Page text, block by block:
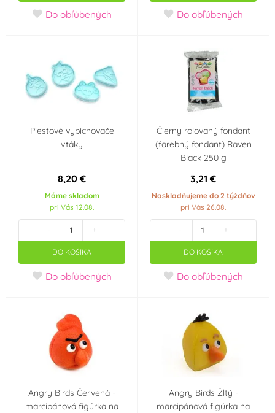
Do obľúbených Do obľúbených
Piestové vypichovače
vtáky
8,20 €
Máme skladom
pri Vás 12.08.
- +
DO KOŠÍKA
Do obľúbených
Čierny rolovaný fondant
(farebný fondant) Raven
Black 250 g
3,21 €
Naskladňujeme do 2 týždňov
pri Vás 26.08.
- +
DO KOŠÍKA
Do obľúbených
Angry Birds Červená -
marcipánová figúrka na
Angry Birds Žltý -
marcipánová figúrka na